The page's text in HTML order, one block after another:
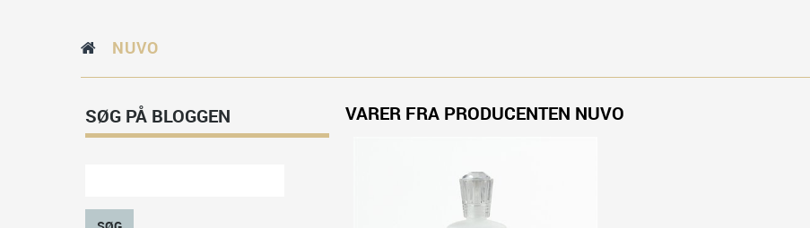
NUVO
SØG PÅ BLOGGEN VARER FRA PRODUCENTEN NUVO